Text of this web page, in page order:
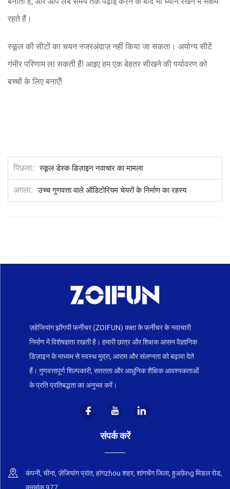
रहते हैं।
स्कूल की सीटों का चयन नजरअंदाज़ नहीं किया जा सकता। अयोग्य सीटें
गंभीर परिणाम ला सकती हैं! आइए हम एक बेहतर सीखने की पर्यावरण को
बच्चों के लिए बनाएँ!
पिछला स्कूल डेस्क डिज़ाइन नवाचार का मामला
अगला उच्च गुणवत्ता वाले ऑडिटोरियम चेयरों के निर्माण का रहस्य
ज़हेजियांग झोंगयी फर्नीचर (ZOIFUN) कक्षा के फर्नीचर के नवाचारी
निर्माण में विशेषज्ञता रखती है। हमारी छात्र और शिक्षक आसन वैज्ञानिक
डिज़ाइन के माध्यम से स्वस्थ मुद्रा, आराम और संलग्नता को बढ़ावा देते
हैं। गुणवत्तापूर्ण शिल्पकारी, सततता और आधुनिक शैक्षिक आवश्यकताओं
के प्रति प्रतिबद्धता का अनुभव करें।
संपर्क करें
कंपनी, चीना, ज़ेजियांग प्रांत, हांगzhou शहर, शांगचेंग जिला, हुअफ़ेng मिडल रोड,